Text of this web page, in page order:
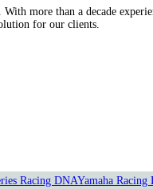
more than a decade
for our clients.
Racing DNAYamaha Racing